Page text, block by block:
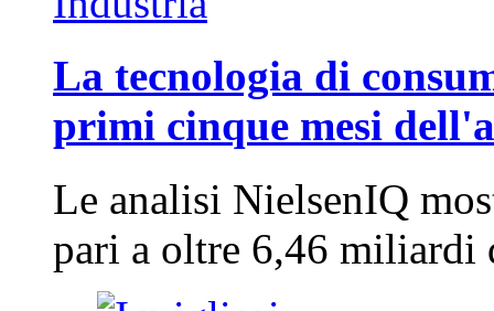
La tecnologia di
primi cinque mesi
Le analisi NielsenIQ
pari a oltre 6,46